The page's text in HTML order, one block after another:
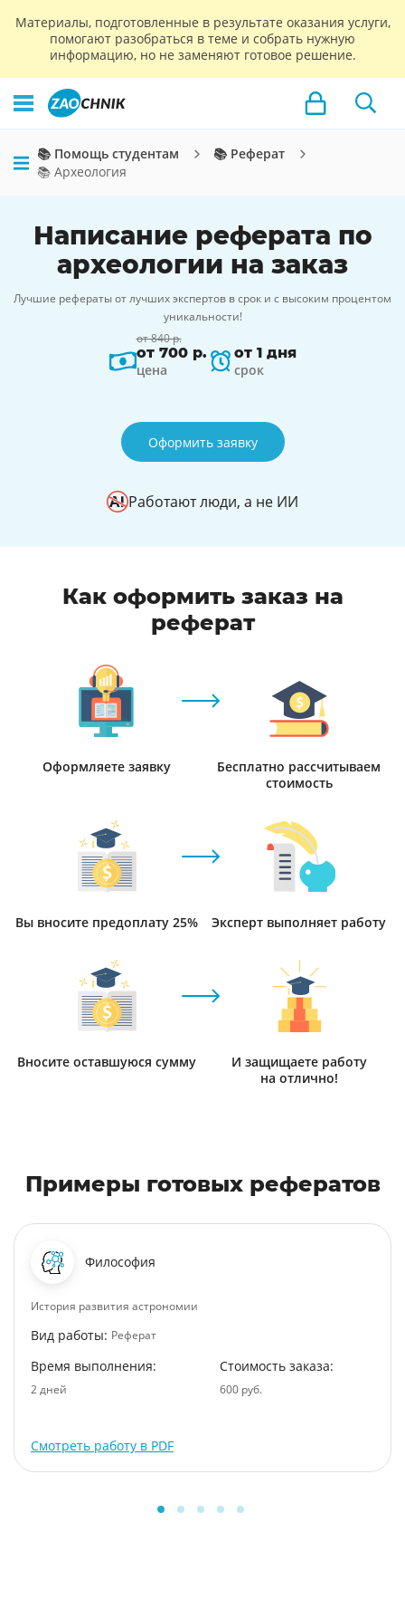
Материалы, подготовленные в результате оказания услуги,
помогают разобраться в теме и собрать нужную
информацию, но не заменяют готовое решение.
📚 Помощь студентам
📚 Реферат
📚 Археология
Написание реферата по
археологии на заказ
Лучшие рефераты от лучших экспертов в срок и с высоким процентом
уникальности!
от 840 р.
от 700 р.
цена
от 1 дня
срок
Оформить заявку
Работают люди, а не ИИ
Как оформить заказ на
реферат
Оформляете заявку
Бесплатно рассчитываем
стоимость
Вы вносите предоплату 25% Эксперт выполняет работу
Вносите оставшуюся сумму
И защищаете работу
на отлично!
Примеры готовых рефератов
Философия
История развития астрономии
Вид работы: Реферат
Время выполнения:
2 дней
Стоимость заказа:
600 руб.
Смотреть работу в PDF